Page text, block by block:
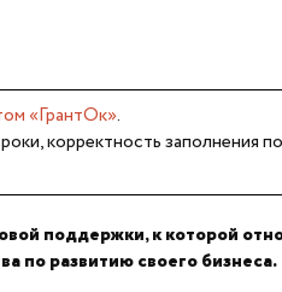
«ГрантОк».
корректность заполнения
поддержки, к которой
по развитию своего бизнеса.